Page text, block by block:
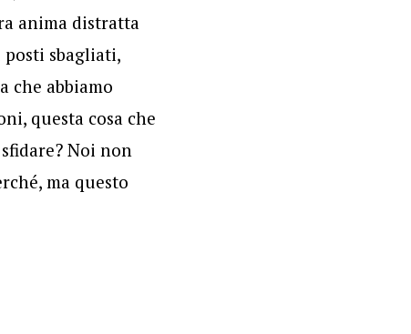
anima distratta
posti sbagliati,
che abbiamo
questa cosa che
Noi non
ma questo